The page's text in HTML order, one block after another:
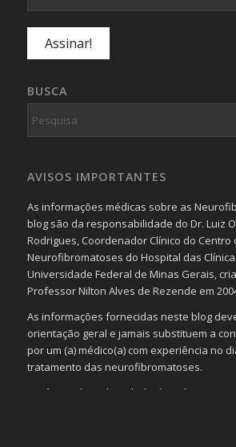
BUSCA
AVISOS IMPORTANTES
As informações médicas sobre as
blog são da responsabilidade do Dr. Luiz
Rodrigues, Coordenador Clínico do Centro
Neurofibromatoses do Hospital das
Universidade Federal de Minas Gerais,
Professor Nilton Alves de Rezende em
As informações fornecidas neste blog
orientação geral e jamais substituem a
por um (a) médico(a) com experiência no
tratamento das neurofibromatoses.
Será omitida a identidade de todas as